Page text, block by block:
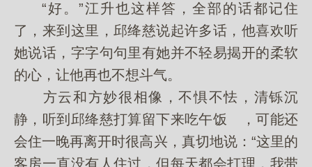
“好。”江升也这样答，全部的话都记住
了，来到这里，邱绛慈说起许多话，他喜欢听
她说话，字字句句里有她并不轻易揭开的柔软
的心，让他再也不想斗气。
方云和方妙很相像，不惧不怯，清铄沉
静，听到邱绛慈打算留下来吃午饭 ，可能还
会住一晚再离开时很高兴，真切地说：“这里的
客房一直没有人住过，但每天都会打理，我带